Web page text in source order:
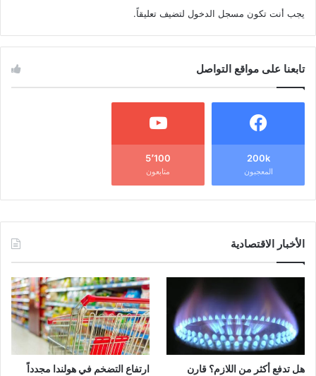
يجب أنت تكون مسجل الدخول لتضيف تعليقاً.
تابعنا على مواقع التواصل
200k
المعجبون
5٬100
متابعون
الأخبار الاقتصادية
هل تدفع أكثر من اللازم؟ قارن
ارتفاع التضخم في هولندا مجدداً